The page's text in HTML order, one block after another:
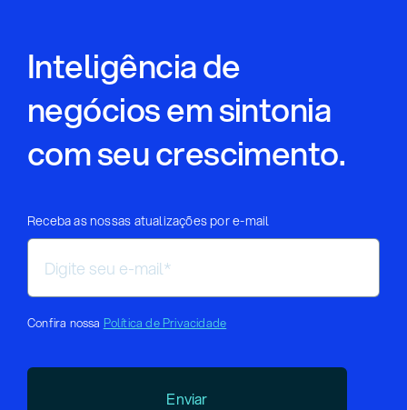
Inteligência de
negócios em sintonia
com seu crescimento.
Receba as nossas atualizações por e-mail
Confira nossa Política de Privacidade
Enviar